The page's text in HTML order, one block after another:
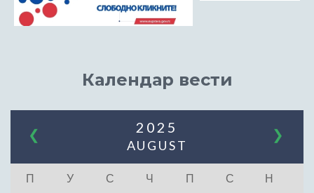
Календар вести
❮ ❯
2025
AUGUST
П У С Ч П С Н